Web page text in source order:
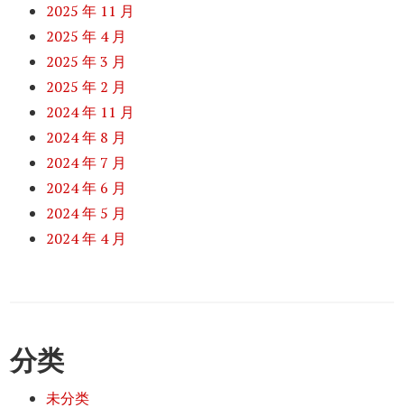
2025 年 11 月
2025 年 4 月
2025 年 3 月
2025 年 2 月
2024 年 11 月
2024 年 8 月
2024 年 7 月
2024 年 6 月
2024 年 5 月
2024 年 4 月
分类
未分类